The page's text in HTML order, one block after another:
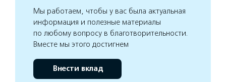
Мы работаем, чтобы у вас была актуальная
информация и полезные материалы
по любому вопросу в благотворительности.
Вместе мы этого достигнем
Внести вклад